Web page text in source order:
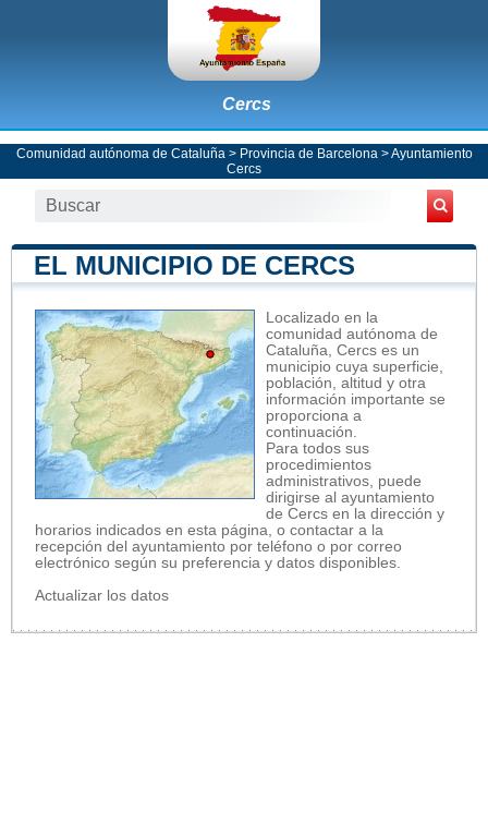
Cercs
Comunidad autónoma de Cataluña > Provincia de Barcelona >Ayuntamiento
Cercs
EL MUNICIPIO DE CERCS
Localizado en la
comunidad autónoma de
Cataluña, Cercs es un
municipio cuya superficie,
población, altitud y otra
información importante se
proporciona a
continuación.
Para todos sus
procedimientos
administrativos, puede
dirigirse al ayuntamiento
de Cercs en la dirección y
horarios indicados en esta página, o contactar a la
recepción del ayuntamiento por teléfono o por correo
electrónico según su preferencia y datos disponibles.
Actualizar los datos